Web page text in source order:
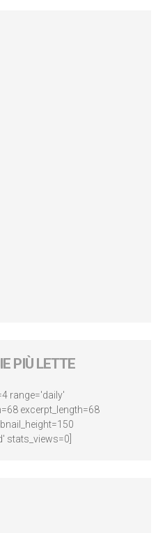
PIÙ LETTE
range='daily'
excerpt_length=68
stats_views=0]